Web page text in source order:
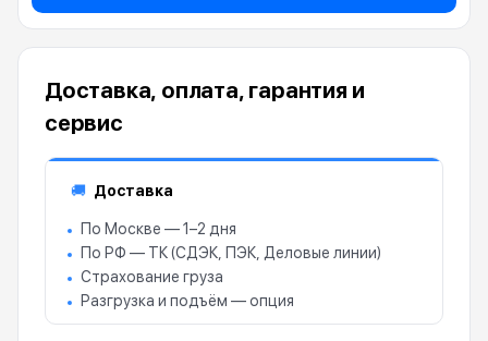
Доставка, оплата, гарантия и
сервис
🚚 Доставка
По Москве — 1–2 дня
По РФ — ТК (СДЭК, ПЭК, Деловые линии)
Страхование груза
Разгрузка и подъём — опция